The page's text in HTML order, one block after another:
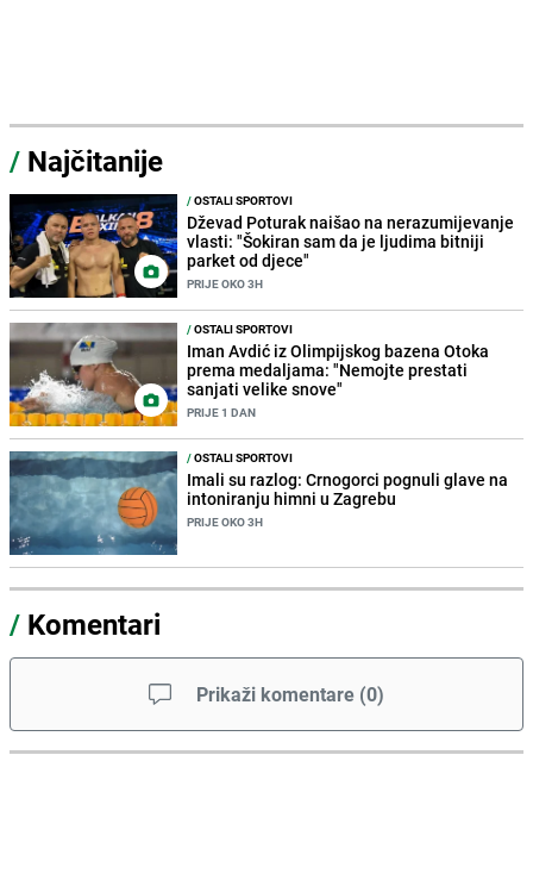
/ Najčitanije
/OSTALI SPORTOVI
Dževad Poturak naišao na nerazumijevanje
vlasti: "Šokiran sam da je ljudima bitniji
parket od djece"
PRIJE OKO 3H
/OSTALI SPORTOVI
Iman Avdić iz Olimpijskog bazena Otoka
prema medaljama: "Nemojte prestati
sanjati velike snove"
PRIJE 1 DAN
/OSTALI SPORTOVI
Imali su razlog: Crnogorci pognuli glave na
intoniranju himni u Zagrebu
PRIJE OKO 3H
/ Komentari
Prikaži komentare (0)